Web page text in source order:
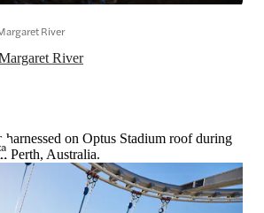
River
River
on Optus Stadium roof during
Perth, Australia.